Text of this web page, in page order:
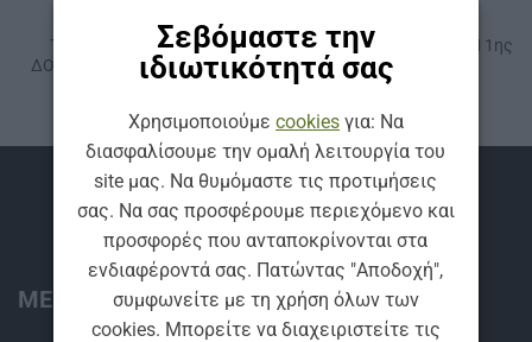
Σεβόμαστε την
ιδιωτικότητά σας
Χρησιμοποιούμε cookiesγια: Να
διασφαλίσουμε την ομαλή λειτουργία του
site μας. Να θυμόμαστε τις προτιμήσεις
σας. Να σας προσφέρουμε περιεχόμενο και
προσφορές που ανταποκρίνονται στα
ενδιαφέροντά σας. Πατώντας "Αποδοχή",
συμφωνείτε με τη χρήση όλων των
cookies. Μπορείτε να διαχειριστείτε τις
ΕΞΟΠΛΙΣΜΌΣ ΠΛΥΝΤΗΡΊΩΝ
ΤΣΙΜΟΥΧΑ ΓΙΑ ΚΑΠΑΚΙ
ΔΟΧΕΙΟΥ ΓΙΑ ΤΟRΝΑDΟ SΙΜ
ΔΟΧΕΙΟ ΓΙΑ ΤΟRΝΑDΟ SΙΜ 1ης
& 2ης ΓΕΝΙΑΣ
Βρείτε μας
ΜΕΝΟΥ: